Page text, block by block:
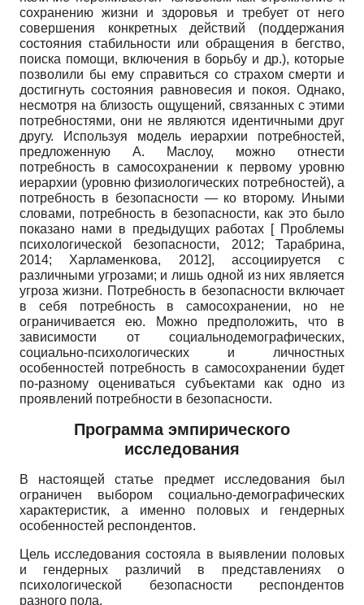
сохранению жизни и здоровья и требует от него
совершения конкретных действий (поддержания
состояния стабильности или обращения в бегство,
поиска помощи, включения в борьбу и др.), которые
позволили бы ему справиться со страхом смерти и
достигнуть состояния равновесия и покоя. Однако,
несмотря на близость ощущений, связанных с этими
потребностями, они не являются идентичными друг
другу. Используя модель иерархии потребностей,
предложенную А. Маслоу, можно отнести
потребность в самосохранении к первому уровню
иерархии (уровню физиологических потребностей), а
потребность в безопасности — ко второму. Иными
словами, потребность в безопасности, как это было
показано нами в предыдущих работах [Проблемы
психологической безопасности, 2012;Тарабрина,
2014; Харламенкова, 2012], ассоциируется с
различными угрозами; и лишь одной из них является
угроза жизни. Потребность в безопасности включает
в себя потребность в самосохранении, но не
ограничивается ею. Можно предположить, что в
зависимости от социально­демографических,
социально-психологических и личностных
особенностей потребность в самосохранении будет
по-разному оцениваться субъектами как одно из
проявлений потребности в безопасности.
Программа эмпирического
исследования
В настоящей статье предмет исследования был
ограничен выбором социально-демографических
характеристик, а именно половых и гендерных
особенностей респондентов.
Цель исследования состояла в выявлении половых
и гендерных различий в представлениях о
психологической безопасности респондентов
разного пола.